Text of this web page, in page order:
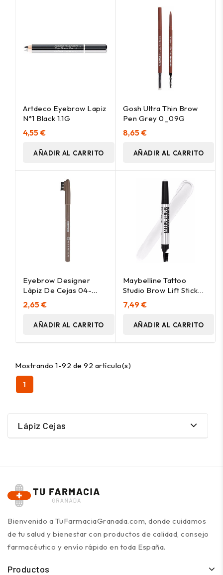
Artdeco Eyebrow Lapiz
N°1 Black 1.1G
4,55 €
AÑADIR AL CARRITO
Gosh Ultra Thin Brow
Pen Grey 0_09G
8,65 €
AÑADIR AL CARRITO
Eyebrow Designer
Lápiz De Cejas 04-
Blonde 1 Gr
2,65 €
AÑADIR AL CARRITO
Maybelline Tattoo
Studio Brow Lift Stick
00 Clear 1Ud
7,49 €
AÑADIR AL CARRITO
Mostrando 1-92 de 92 artículo(s)
1
Lápiz Cejas
Bienvenido a TuFarmaciaGranada.com, donde cuidamos
de tu salud y bienestar con productos de calidad, consejo
farmacéutico y envío rápido en toda España.
Productos